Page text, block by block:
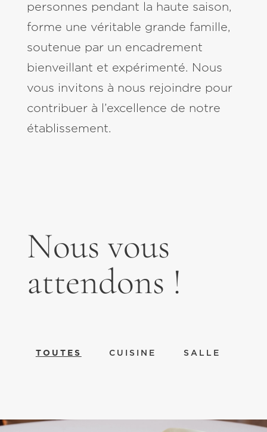
personnes pendant la haute saison,
forme une véritable grande famille,
soutenue par un encadrement
bienveillant et expérimenté. Nous
vous invitons à nous rejoindre pour
contribuer à l’excellence de notre
établissement.
Nous vous
attendons !
TOUTES CUISINE SALLE